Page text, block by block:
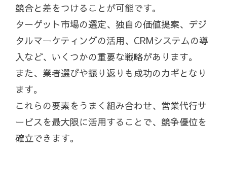
競合と差をつけることが可能です。
ターゲット市場の選定、独自の価値提案、デジ
タルマーケティングの活用、CRMシステムの導
入など、いくつかの重要な戦略があります。
また、業者選びや振り返りも成功のカギとなり
ます。
これらの要素をうまく組み合わせ、営業代行サ
ービスを最大限に活用することで、競争優位を
確立できます。